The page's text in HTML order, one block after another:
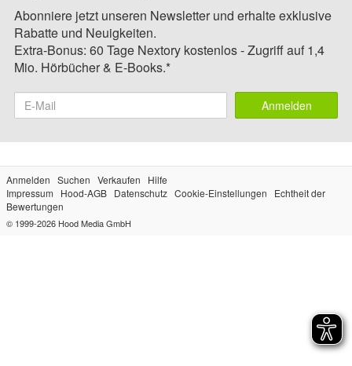
Abonniere jetzt unseren Newsletter und erhalte exklusive
Rabatte und Neuigkeiten.
Extra-Bonus: 60 Tage Nextory kostenlos - Zugriff auf 1,4
Mio. Hörbücher & E-Books.*
Anmelden
Anmelden Suchen Verkaufen
Hilfe
Impressum
Hood-AGB Datenschutz Cookie-Einstellungen
Echtheit der
Bewertungen
© 1999-2026 Hood Media GmbH